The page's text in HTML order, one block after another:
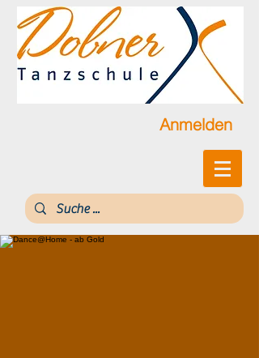
Anmelden